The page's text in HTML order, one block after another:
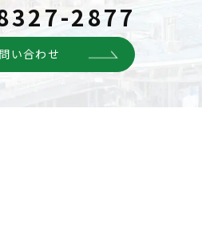
2877
い合わせ